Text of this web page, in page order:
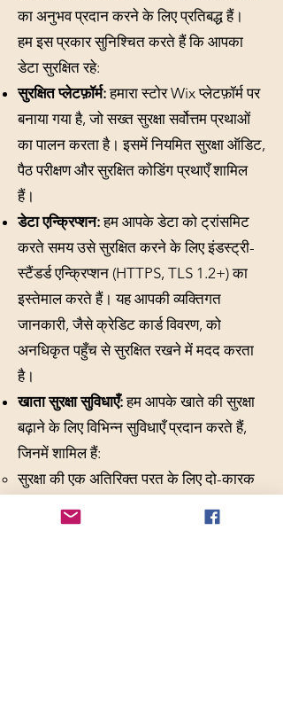
का अनुभव प्रदान करने के लिए प्रतिबद्ध हैं।
हम इस प्रकार सुनिश्चित करते हैं कि आपका
डेटा सुरक्षित रहे:
सुरक्षित प्लेटफ़ॉर्म:हमारा स्टोर Wix प्लेटफ़ॉर्म पर
बनाया गया है, जो सख्त सुरक्षा सर्वोत्तम प्रथाओं
का पालन करता है। इसमें नियमित सुरक्षा ऑडिट,
पैठ परीक्षण और सुरक्षित कोडिंग प्रथाएँ शामिल
हैं।
डेटा एन्क्रिप्शन:हम आपके डेटा को ट्रांसमिट
करते समय उसे सुरक्षित करने के लिए इंडस्ट्री-
स्टैंडर्ड एन्क्रिप्शन (HTTPS, TLS 1.2+) का
इस्तेमाल करते हैं। यह आपकी व्यक्तिगत
जानकारी, जैसे क्रेडिट कार्ड विवरण, को
अनधिकृत पहुँच से सुरक्षित रखने में मदद करता
है।
खाता सुरक्षा सुविधाएँ:हम आपके खाते की सुरक्षा
बढ़ाने के लिए विभिन्न सुविधाएँ प्रदान करते हैं,
जिनमें शामिल हैं:
सुरक्षा की एक अतिरिक्त परत के लिए दो-कारक
अनधिकृत पहुंच को रोकने के लिए सुरक्षित लॉगिन